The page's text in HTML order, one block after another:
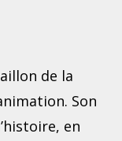
de la
Son
en